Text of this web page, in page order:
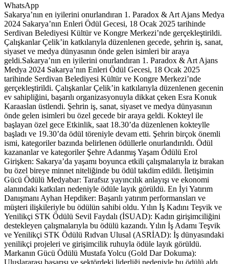
WhatsApp
Sakarya’nın en iyilerini onurlandıran 1. Paradox & Art Ajans Medya
2024 Sakarya’nın Enleri Ödül Gecesi, 18 Ocak 2025 tarihinde
Serdivan Belediyesi Kültür ve Kongre Merkezi’nde gerçekleştirildi.
Çalışkanlar Çelik’in katkılarıyla düzenlenen gecede, şehrin iş, sanat,
siyaset ve medya dünyasının önde gelen isimleri bir araya
geldi.Sakarya’nın en iyilerini onurlandıran 1. Paradox & Art Ajans
Medya 2024 Sakarya’nın Enleri Ödül Gecesi, 18 Ocak 2025
tarihinde Serdivan Belediyesi Kültür ve Kongre Merkezi’nde
gerçekleştirildi. Çalışkanlar Çelik’in katkılarıyla düzenlenen gecenin
ev sahipliğini, başarılı organizasyonuyla dikkat çeken Esra Konuk
Karaaslan üstlendi. Şehrin iş, sanat, siyaset ve medya dünyasının
önde gelen isimleri bu özel gecede bir araya geldi. Kokteyl ile
başlayan özel gece Etkinlik, saat 18.30’da düzenlenen kokteylle
başladı ve 19.30’da ödül töreniyle devam etti. Şehrin birçok önemli
ismi, kategoriler bazında belirlenen ödüllerle onurlandırıldı. Ödül
kazananlar ve kategoriler Şehre Adanmış Yaşam Ödülü Erol
Girişken: Sakarya’da yaşamı boyunca etkili çalışmalarıyla iz bırakan
bu özel bireye minnet niteliğinde bu ödül takdim edildi. İletişimin
Gücü Ödülü Medyabar: Tarafsız yayıncılık anlayışı ve ekonomi
alanındaki katkıları nedeniyle ödüle layık görüldü. En İyi Yatırım
Danışmanı Ayhan Hepdiker: Başarılı yatırım performansları ve
müşteri ilişkileriyle bu ödülün sahibi oldu. Yılın İş Kadını Teşvik ve
Yenilikçi STK Ödülü Sevil Faydalı (İSUAD): Kadın girişimciliğini
destekleyen çalışmalarıyla bu ödülü kazandı. Yılın İş Adamı Teşvik
ve Yenilikçi STK Ödülü Rıdvan Ulusal (ASRİAD): İş dünyasındaki
yenilikçi projeleri ve girişimcilik ruhuyla ödüle layık görüldü.
Markanın Gücü Ödülü Mustafa Yolcu (Gold Dar Dokuma):
Uluslararası başarısı ve sektördeki liderliği nedeniyle bu ödülü aldı.